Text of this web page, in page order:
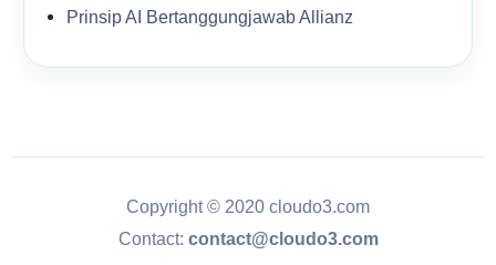
Prinsip AI Bertanggungjawab Allianz
Copyright © 2020 cloudo3.com
Contact: contact@cloudo3.com